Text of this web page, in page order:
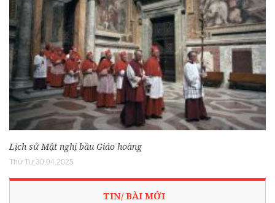
Lịch sử Mật nghị bầu Giáo hoàng
Thứ Tư 30.04.2025
TIN/ BÀI MỚI